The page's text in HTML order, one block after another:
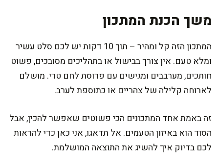
משך הכנת המתכון
המתכון הזה קל ומהיר – תוך 10 דקות יש לכם סלט עשיר
ומלא טעם. אין צורך בבישול או בתהליכים מסובכים, פשוט
חותכים, מערבבים ומגישים עם פרוסת לחם טרי. מושלם
לארוחה קלילה של צהריים או כתוספת לערב.
זה באמת אחד המתכונים הכי פשוטים שאפשר להכין, אבל
הסוד הוא באיזון הטעמים. אל תדאגו, אני כאן כדי להראות
לכם בדיוק איך להשיג את התוצאה המושלמת.